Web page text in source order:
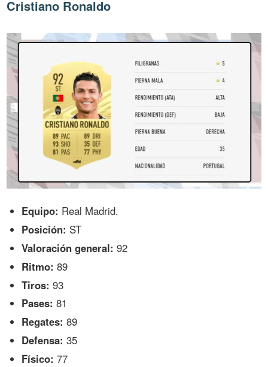
Cristiano Ronaldo
Equipo: Real Madrid.
Posición: ST
Valoración general: 92
Ritmo: 89
Tiros: 93
Pases: 81
Regates: 89
Defensa: 35
Físico: 77